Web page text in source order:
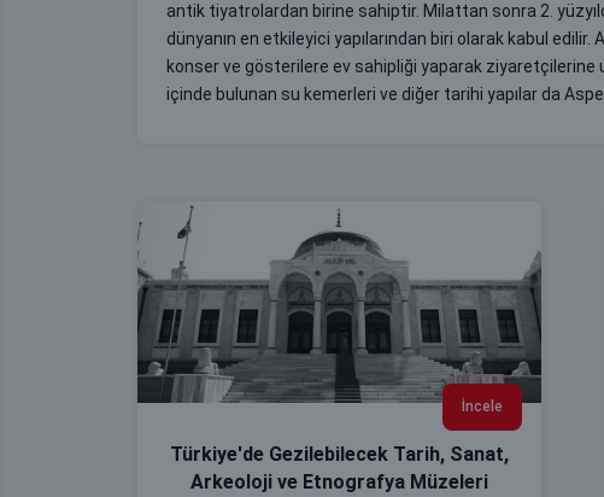
antik tiyatrolardan birine sahiptir. Milattan sonra 2.
dünyanın en etkileyici yapılarından biri olarak kabul
konser ve gösterilere ev sahipliği yaparak ziyaretçilerine
içinde bulunan su kemerleri ve diğer tarihi yapılar da
İncele
Türkiye'de Gezilebilecek Tarih, Sanat,
Arkeoloji ve Etnografya Müzeleri